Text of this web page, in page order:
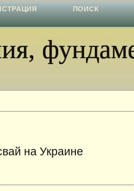
ПОИСК
на Украине